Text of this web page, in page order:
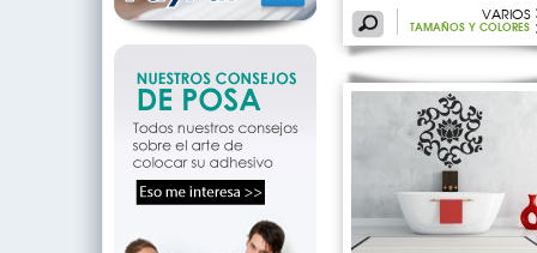
VARIOS
TAMAÑOS Y COLORES